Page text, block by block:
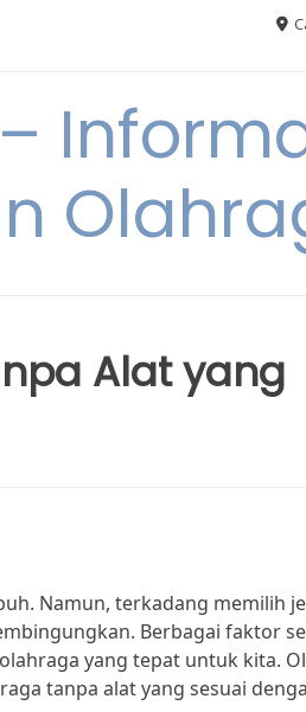
–
Alat yang
Namun, terkadang memilih
Berbagai faktor
yang tepat untuk kita.
tanpa alat yang sesuai